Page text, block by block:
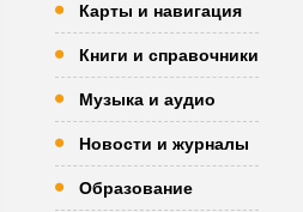
Карты и навигация
Книги и справочники
Музыка и аудио
Новости и журналы
Образование